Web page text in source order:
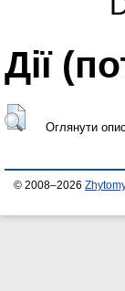
Дії
Оглянути
© 2008–2026